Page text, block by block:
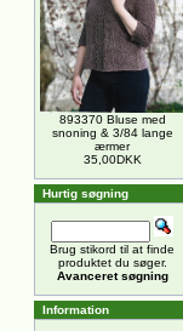
893370 Bluse med
snoning & 3/84 lange
ærmer
35,00DKK
Hurtig søgning
Brug stikord til at finde
produktet du søger.
Avanceret søgning
Information